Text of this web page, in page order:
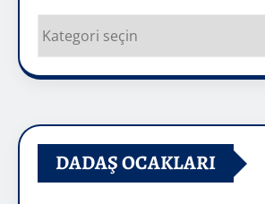
Kategoriler
DADAŞ OCAKLARI